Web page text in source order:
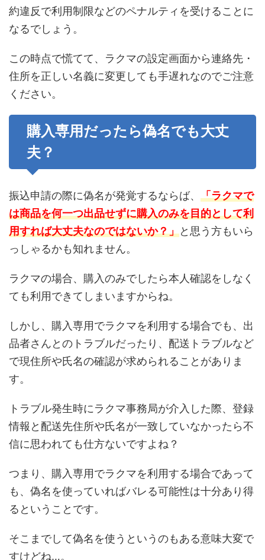
約違反で利用制限などのペナルティを受けることに
なるでしょう。
この時点で慌てて、ラクマの設定画面から連絡先・
住所を正しい名義に変更しても手遅れなのでご注意
ください。
購入専用だったら偽名でも大丈
夫？
振込申請の際に偽名が発覚するならば、 「ラクマで
は商品を何一つ出品せずに購入のみを目的として利
用すれば大丈夫なのではないか？」と思う方もいら
っしゃるかも知れません。
ラクマの場合、購入のみでしたら本人確認をしなく
ても利用できてしまいますからね。
しかし、購入専用でラクマを利用する場合でも、出
品者さんとのトラブルだったり、配送トラブルなど
で現住所や氏名の確認が求められることがありま
す。
トラブル発生時にラクマ事務局が介入した際、登録
情報と配送先住所や氏名が一致していなかったら不
信に思われても仕方ないですよね？
つまり、購入専用でラクマを利用する場合であって
も、偽名を使っていればバレる可能性は十分あり得
るということです。
そこまでして偽名を使うというのもある意味大変で
すけどね…。